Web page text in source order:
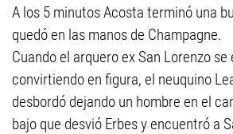
A los 5 minutos Acosta terminó una
quedó en las manos de Champagne.
Cuando el arquero ex San Lorenzo se
convirtiendo en figura, el neuquino
desbordó dejando un hombre en el
bajo que desvió Erbes y encuentró a